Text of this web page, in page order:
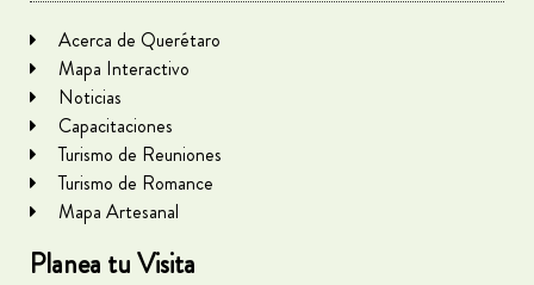
Acerca de Querétaro
Mapa Interactivo
Noticias
Capacitaciones
Turismo de Reuniones
Turismo de Romance
Mapa Artesanal
Planea tu Visita